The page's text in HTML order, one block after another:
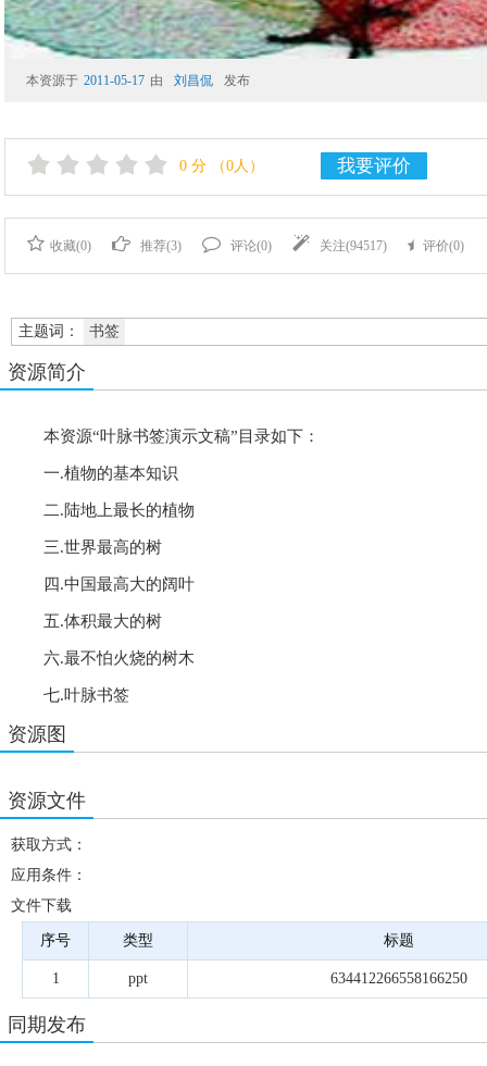
本资源于 2011-05-17 由 刘昌侃 发布
0 分 （0人） 我要评价
收藏(0) 推荐(3) 评论(0) 关注(94517) 评价(0)
主题词： 书签
资源简介
本资源“叶脉书签演示文稿”目录如下：
一.植物的基本知识
二.陆地上最长的植物
三.世界最高的树
四.中国最高大的阔叶
五.体积最大的树
六.最不怕火烧的树木
七.叶脉书签
资源图
资源文件
获取方式：
应用条件：
文件下载
序号 类型 标题
1 ppt 634412266558166250
同期发布